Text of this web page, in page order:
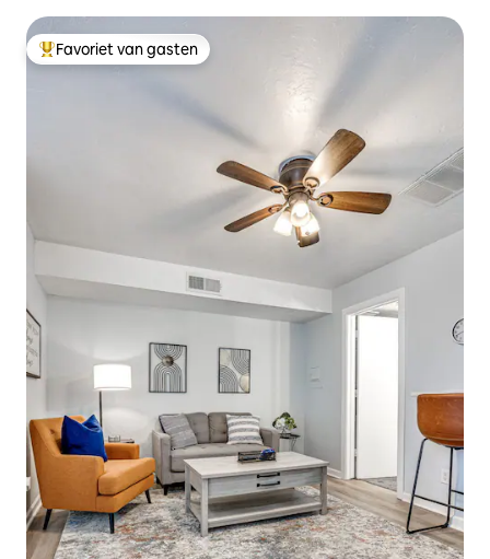
Topfavoriet van gasten
Favoriet van gasten